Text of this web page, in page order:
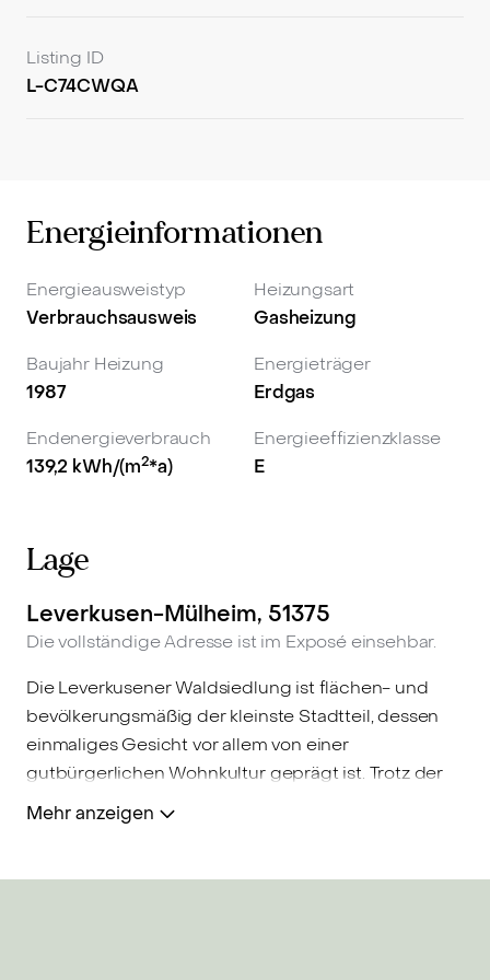
Listing ID
L-C74CWQA
Energieinformationen
Energieausweistyp
Verbrauchsausweis
Heizungsart
Gasheizung
Baujahr Heizung
1987
Energieträger
Erdgas
Endenergieverbrauch
139,2 kWh/(m2*a)
Energieeffizienzklasse
E
Lage
Leverkusen-Mülheim, 51375
Die vollständige Adresse ist im Exposé einsehbar.
Die Leverkusener Waldsiedlung ist flächen- und
bevölkerungsmäßig der kleinste Stadtteil, dessen
einmaliges Gesicht vor allem von einer
gutbürgerlichen Wohnkultur geprägt ist. Trotz der
ruhigen Lage gibt es eine intakte Infrastruktur: Ärzte,
Schulen, Kindergärten, Einkaufsmöglichkeiten sowie
direkter Nähe. Die Autobahn A3 ist schnell erreicht,
Mehr anzeigen